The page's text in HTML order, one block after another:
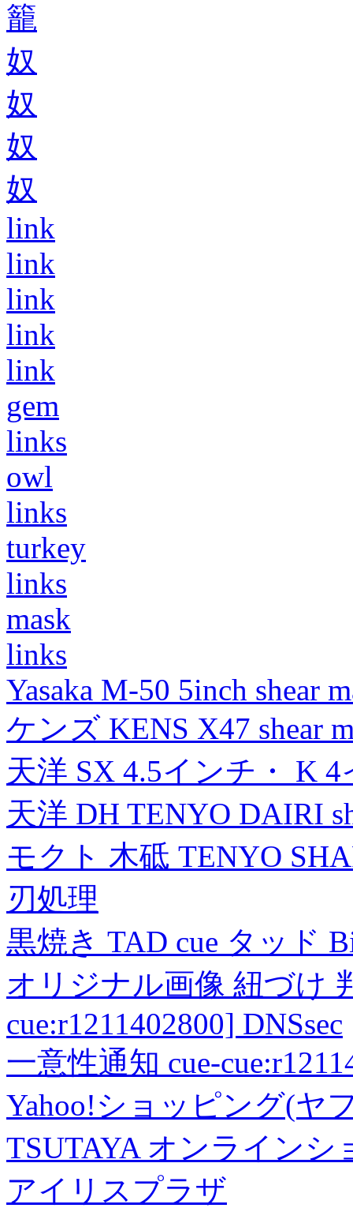
籠
奴
奴
奴
奴
link
link
link
link
link
gem
links
owl
links
turkey
links
mask
links
Yasaka M-50 5inch shear
ケンズ KENS X47 shear
天洋 SX 4.5インチ・ K
天洋 DH TENYO DAIRI
モクト 木砥 TENYO
刃処理
黒焼き TAD cue タッド
オリジナル画像 紐づけ
cue:r1211402800] DNSsec
一意性通知 cue-
Yahoo!ショッピング(ヤ
TSUTAYA オンラインシ
アイリスプラザ